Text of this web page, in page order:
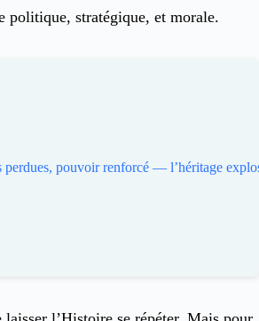
politique, stratégique, et morale.